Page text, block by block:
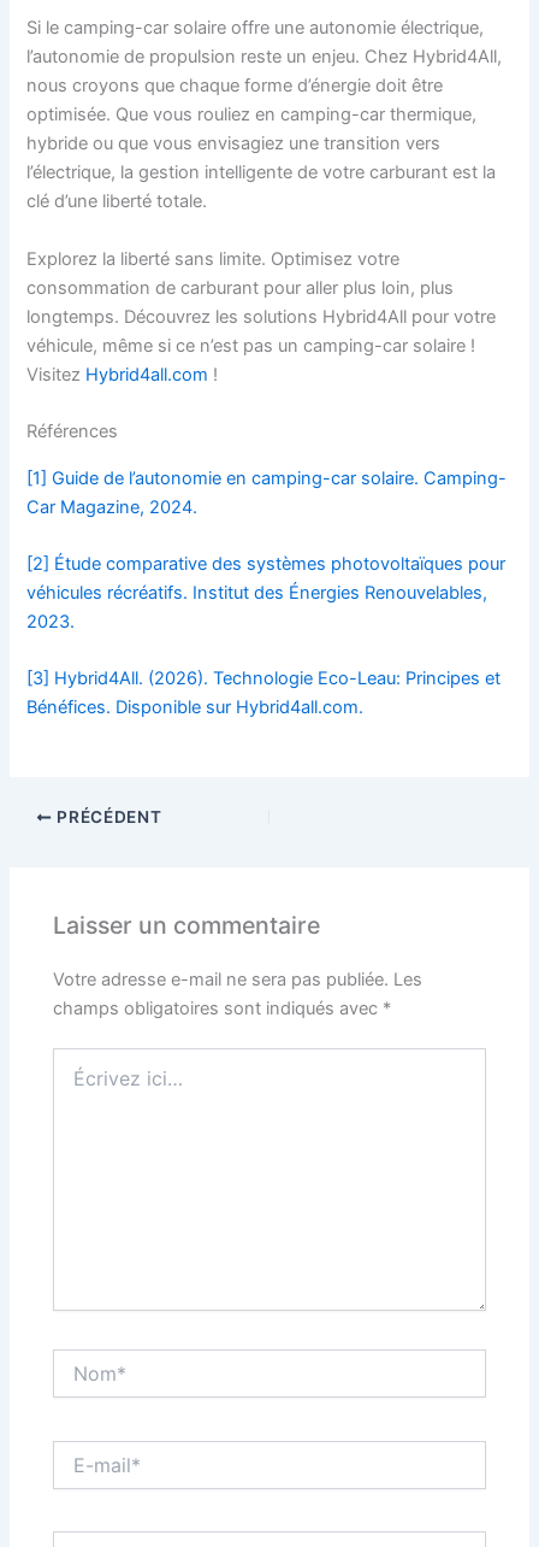
Si le camping-car solaire offre une autonomie électrique,
l’autonomie de propulsion reste un enjeu. Chez Hybrid4All,
nous croyons que chaque forme d’énergie doit être
optimisée. Que vous rouliez en camping-car thermique,
hybride ou que vous envisagiez une transition vers
l’électrique, la gestion intelligente de votre carburant est la
clé d’une liberté totale.
Explorez la liberté sans limite. Optimisez votre
consommation de carburant pour aller plus loin, plus
longtemps. Découvrez les solutions Hybrid4All pour votre
véhicule, même si ce n’est pas un camping-car solaire !
Visitez Hybrid4all.com !
Références
[1] Guide de l’autonomie en camping-car solaire. Camping-
Car Magazine, 2024.
[2] Étude comparative des systèmes photovoltaïques pour
véhicules récréatifs. Institut des Énergies Renouvelables,
2023.
[3] Hybrid4All. (2026). Technologie Eco-Leau: Principes et
Bénéfices. Disponible sur Hybrid4all.com.
PRÉCÉDENT
Laisser un commentaire
Votre adresse e-mail ne sera pas publiée. Les
champs obligatoires sont indiqués avec *
ici…
mail*